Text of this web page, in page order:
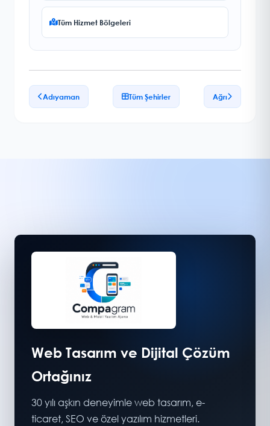
Tüm Hizmet Bölgeleri
Adıyaman Tüm Şehirler Ağrı
Web Tasarım ve Dijital Çözüm
Ortağınız
30 yılı aşkın deneyimle web tasarım, e-
ticaret, SEO ve özel yazılım hizmetleri.